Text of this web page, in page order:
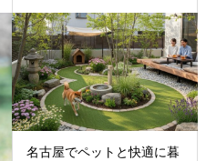
名古屋でペットと快適に暮